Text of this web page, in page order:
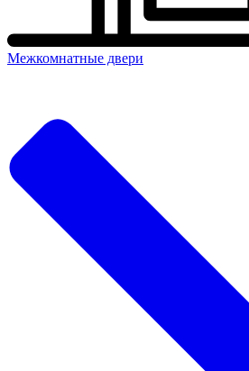
Межкомнатные двери